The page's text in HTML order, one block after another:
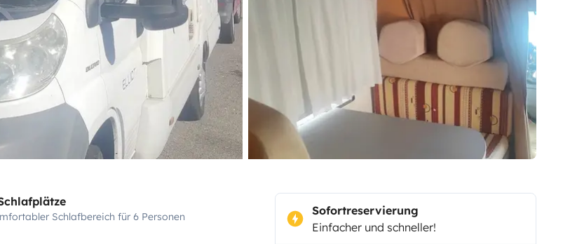
Schlafbereich für 6 Personen
Sofortreservierung
Einfacher und schneller!